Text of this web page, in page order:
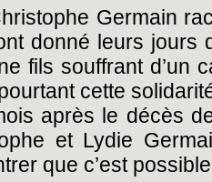
Germain
donné leurs jours
fils souffrant d’un
cette
après le décès
et Lydie
que c’est